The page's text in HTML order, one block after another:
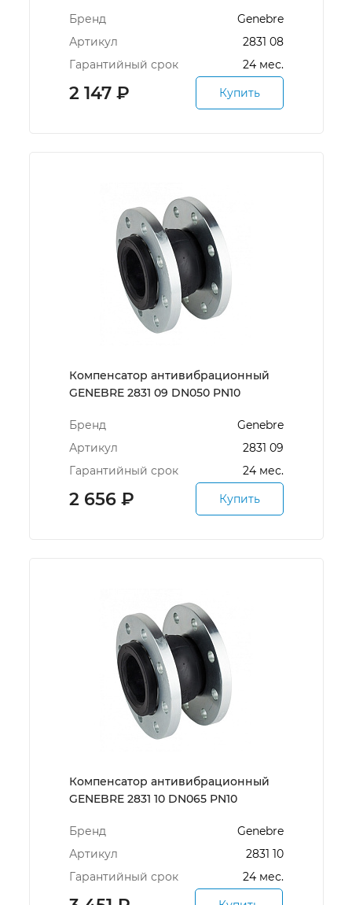
Бренд
Genebre
Артикул
2831 08
Гарантийный срок
24 мес.
2 147₽ Купить
Компенсатор антивибрационный
GENEBRE 2831 09 DN050 PN10
Бренд
Genebre
Артикул
2831 09
Гарантийный срок
24 мес.
2 656₽ Купить
Компенсатор антивибрационный
GENEBRE 2831 10 DN065 PN10
Бренд
Genebre
Артикул
2831 10
Гарантийный срок
24 мес.